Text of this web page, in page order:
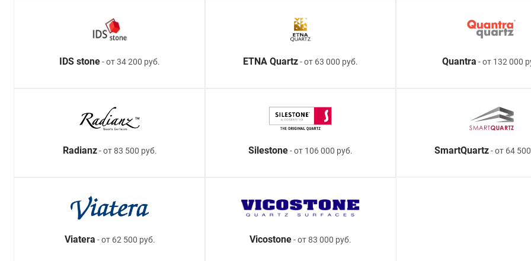
IDS stone- от 34 200 руб. ETNA Quartz- от 63 000 руб. Quantra - от 132 000
Radianz- от 83 500 руб. Silestone- от 106 000 руб. SmartQuartz- от 64
Viatera - от 62 500 руб. Vicostone- от 83 000 руб.